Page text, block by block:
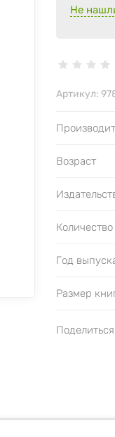
Не
Артикул:
Возраст
Год
Размер
Поделиться